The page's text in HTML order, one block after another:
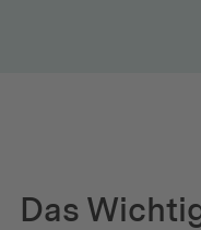
Das